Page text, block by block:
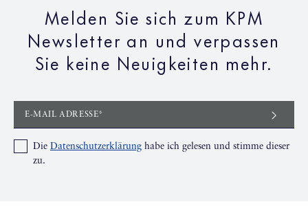
Melden Sie sich zum KPM
Newsletter an und verpassen
Sie keine Neuigkeiten mehr.
E-MAIL ADRESSE*
Die Datenschutzerklärung habe ich gelesen und stimme dieser
zu.